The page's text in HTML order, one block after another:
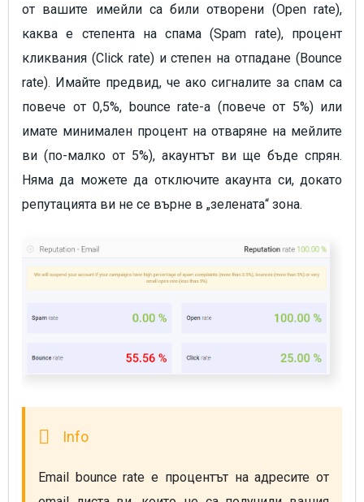
от вашите имейли са били отворени (Open rate),
каква е степента на спама (Spam rate), процент
кликвания (Click rate) и степен на отпадане (Bounce
rate). Имайте предвид, че ако сигналите за спам са
повече от 0,5%, bounce rate-a (повече от 5%) или
имате минимален процент на отваряне на мейлите
ви (по-малко от 5%), акаунтът ви ще бъде спрян.
Няма да можете да отключите акаунта си, докато
репутацията ви не се върне в „зелената“ зона.
Email bounce rate е процентът на адресите от